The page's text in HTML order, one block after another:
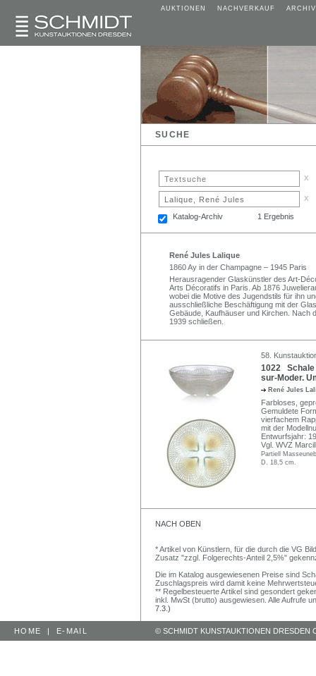
AUKTIONEN NACHVERKAUF ARCHIV
SUCHE
x
x
Katalog-Archiv 1 Ergebnis
René Jules Lalique
1860 Ay in der Champagne – 1945 Paris
Herausragender Glaskünstler des Art-
Arts Décoratifs in Paris. Ab 1876
wobei die Motive des Jugendstils für ihn
ausschließliche Beschäftigung mit der
Gebäude, Kaufhäuser und Kirchen. Nach
1939 schließen.
58.
1022 Schale
sur-Moder.
René Jules
Farbloses,
Gemuldete
vierfachem
mit der
Entwurfsjahr:
Vgl. WVZ
Partiell
D. 18,5 cm.
NACH OBEN
* Artikel von Künstlern, für die durch die VG
Zusatz "zzgl. Folgerechts-Anteil 2,5%"
Die im Katalog ausgewiesenen Preise sind
Zuschlagspreis wird damit keine
** Regelbesteuerte Artikel sind gesondert
inkl. MwSt (brutto) ausgewiesen. Alle Aufrufe
7.3.)
HOME | E-MAIL © SCHMIDT KUNSTAUKTIONEN DRESDEN